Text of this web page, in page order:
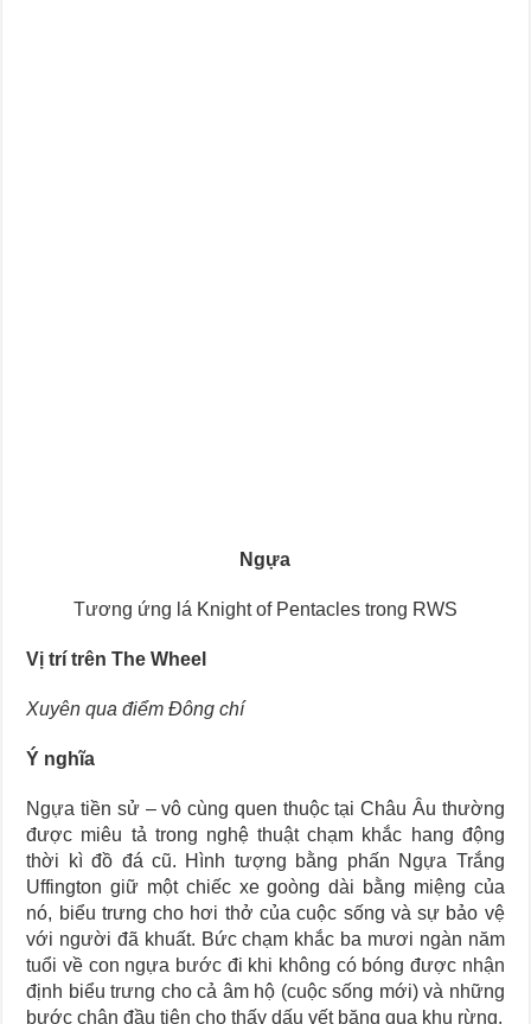
Ngựa
Tương ứng lá Knight of Pentacles trong RWS
Vị trí trên The Wheel
Xuyên qua điểm Đông chí
Ý nghĩa
Ngựa tiền sử – vô cùng quen thuộc tại Châu Âu thường
được miêu tả trong nghệ thuật chạm khắc hang động
thời kì đồ đá cũ. Hình tượng bằng phấn Ngựa Trắng
Uffington giữ một chiếc xe goòng dài bằng miệng của
nó, biểu trưng cho hơi thở của cuộc sống và sự bảo vệ
với người đã khuất. Bức chạm khắc ba mươi ngàn năm
tuổi về con ngựa bước đi khi không có bóng được nhận
định biểu trưng cho cả âm hộ (cuộc sống mới) và những
bước chân đầu tiên cho thấy dấu vết băng qua khu rừng.